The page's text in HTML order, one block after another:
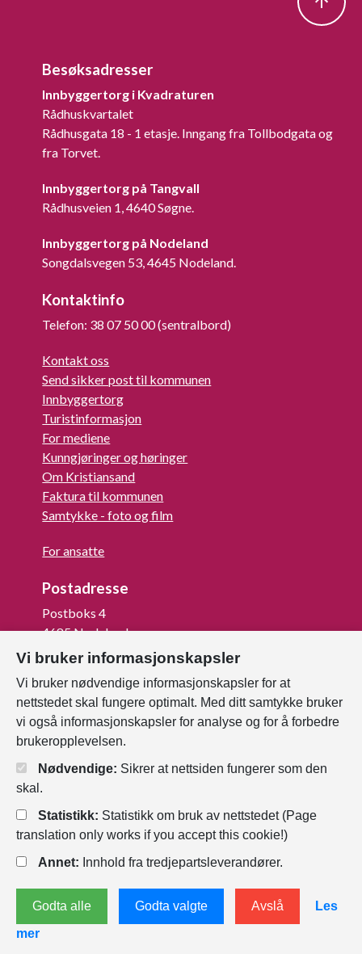
Besøksadresser
Innbyggertorg i Kvadraturen
Rådhuskvartalet
Rådhusgata 18 - 1 etasje. Inngang fra Tollbodgata og
fra Torvet.
Innbyggertorg på Tangvall
Rådhusveien 1, 4640 Søgne.
Innbyggertorg på Nodeland
Songdalsvegen 53, 4645 Nodeland.
Kontaktinfo
Telefon: 38 07 50 00 (sentralbord)
Kontakt oss
Send sikker post til kommunen
Innbyggertorg
Turistinformasjon
For mediene
Kunngjøringer og høringer
Om Kristiansand
Faktura til kommunen
Samtykke - foto og film
For ansatte
Postadresse
Postboks 4
4685 Nodeland
Org.nr: 820 852 982
Last ned vår innbygger -app
Personvernerklæring
Endre
informasjonskapsler
Vi bruker informasjonskapsler
Vi bruker nødvendige informasjonskapsler for at
nettstedet skal fungere optimalt. Med ditt samtykke bruker
vi også informasjonskapsler for analyse og for å forbedre
brukeropplevelsen.
Nødvendige: Sikrer at nettsiden fungerer som den
skal.
Statistikk: Statistikk om bruk av nettstedet (Page
translation only works if you accept this cookie!)
Annet: Innhold fra tredjepartsleverandører.
Godta alle Godta valgte Avslå
Les
mer